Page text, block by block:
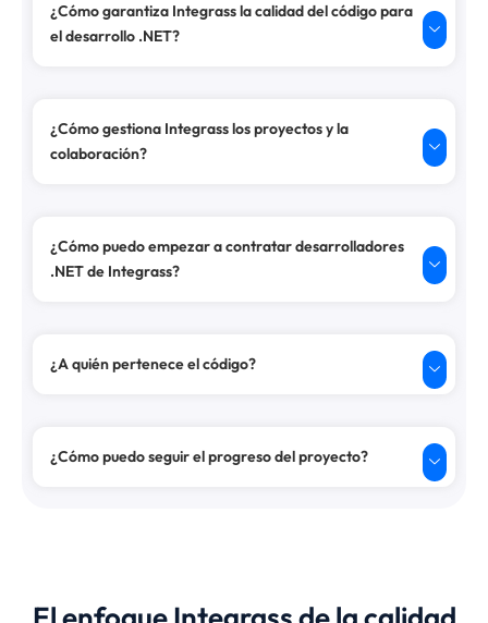
¿Cómo garantiza Integrass la calidad del código para
el desarrollo .NET?
¿Cómo gestiona Integrass los proyectos y la
colaboración?
¿Cómo puedo empezar a contratar desarrolladores
.NET de Integrass?
¿A quién pertenece el código?
¿Cómo puedo seguir el progreso del proyecto?